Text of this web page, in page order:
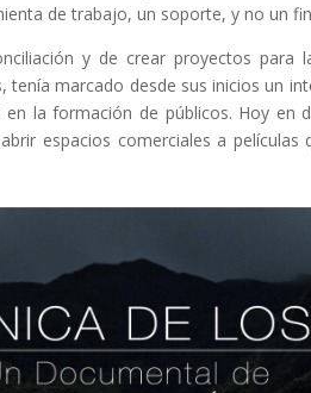
de trabajo, un soporte, y no un
y de crear proyectos para
marcado desde sus inicios un
la formación de públicos. Hoy en
espacios comerciales a películas